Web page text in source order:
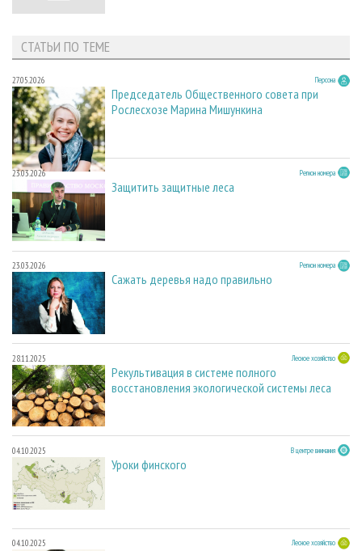
СТАТЬИ ПО ТЕМЕ
27.05.2026 Персона
Председатель Общественного совета при
Рослесхозе Марина Мишункина
23.03.2026 Регион номера
Защитить защитные леса
23.03.2026 Регион номера
Сажать деревья надо правильно
28.11.2025 Лесное хозяйство
Рекультивация в системе полного
восстановления экологической системы леса
04.10.2025 В центре внимания
Уроки финского
04.10.2025 Лесное хозяйство